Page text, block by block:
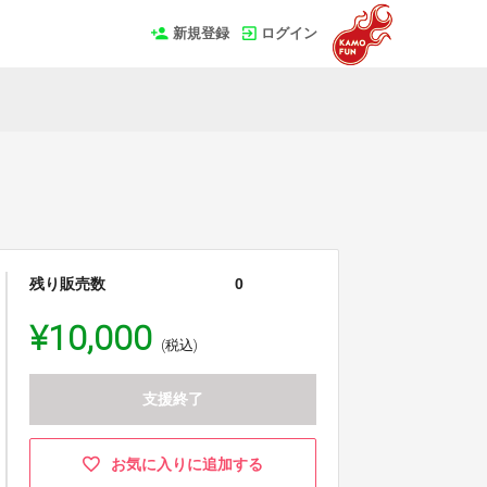
新規登録 ログイン
残り販売数 0
¥10,000 (税込)
支援終了
お気に入りに追加する